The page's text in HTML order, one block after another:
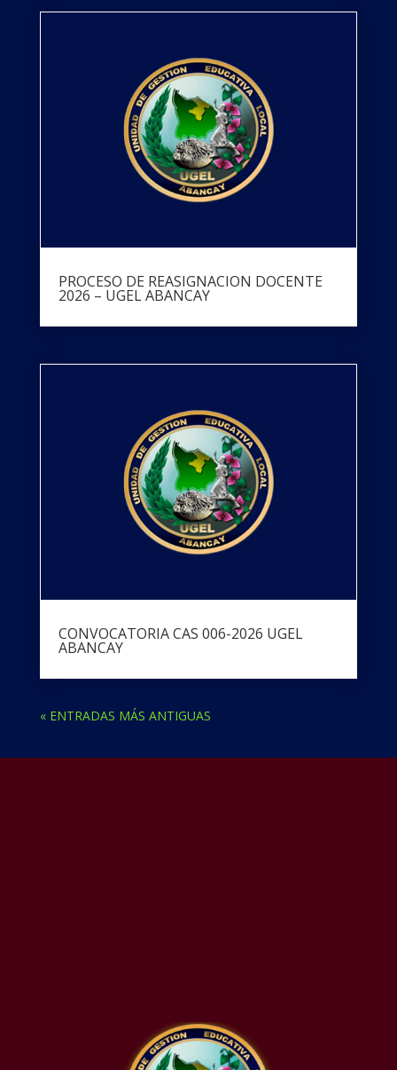
PROCESO DE REASIGNACION DOCENTE
2026 – UGEL ABANCAY
CONVOCATORIA CAS 006-2026 UGEL
ABANCAY
« ENTRADAS MÁS ANTIGUAS